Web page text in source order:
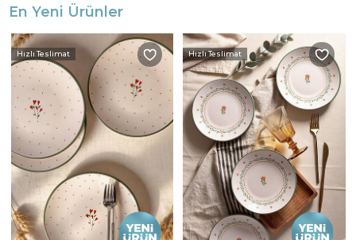
En Yeni Ürünler
Hızlı Teslimat Hızlı Teslimat